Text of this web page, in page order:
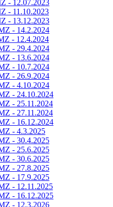
- 12.07.2023
- 11.10.2023
- 13.12.2023
- 14.2.2024
- 12.4.2024
- 29.4.2024
- 13.6.2024
- 10.7.2024
- 26.9.2024
- 4.10.2024
- 24.10.2024
- 25.11.2024
- 27.11.2024
- 16.12.2024
- 4.3.2025
- 30.4.2025
- 25.6.2025
- 30.6.2025
- 27.8.2025
- 17.9.2025
- 12.11.2025
- 16.12.2025
- 12.3.2026